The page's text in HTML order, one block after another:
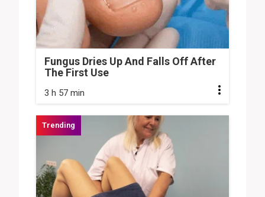
Fungus Dries Up And Falls Off After
The First Use
3 h 57 min